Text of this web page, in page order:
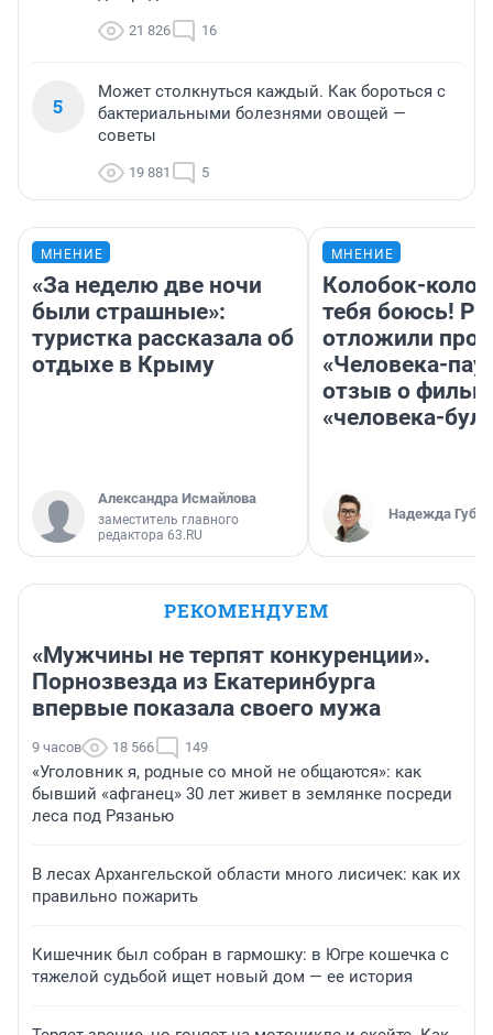
21 826 16
5
Может столкнуться каждый. Как бороться с
бактериальными болезнями овощей —
советы
19 881 5
МНЕНИЕ
«За неделю две ночи
были страшные»:
туристка рассказала об
отдыхе в Крыму
Александра Исмайлова
заместитель главного
редактора 63.RU
МНЕНИЕ
Колобок-
тебя боюсь!
отложили
«Человека-
отзыв о
«человека-
Надежда
РЕКОМЕНДУЕМ
«Мужчины не терпят конкуренции».
Порнозвезда из Екатеринбурга
впервые показала своего мужа
9 часов 18 566 149
«Уголовник я, родные со мной не общаются»: как
бывший «афганец» 30 лет живет в землянке посреди
леса под Рязанью
В лесах Архангельской области много лисичек: как их
правильно пожарить
Кишечник был собран в гармошку: в Югре кошечка с
тяжелой судьбой ищет новый дом — ее история